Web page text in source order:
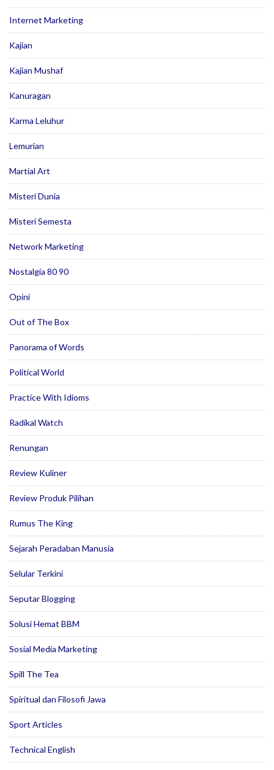
Internet Marketing
Kajian
Kajian Mushaf
Kanuragan
Karma Leluhur
Lemurian
Martial Art
Misteri Dunia
Misteri Semesta
Network Marketing
Nostalgia 80 90
Opini
Out of The Box
Panorama of Words
Political World
Practice With Idioms
Radikal Watch
Renungan
Review Kuliner
Review Produk Pilihan
Rumus The King
Sejarah Peradaban Manusia
Selular Terkini
Seputar Blogging
Solusi Hemat BBM
Sosial Media Marketing
Spill The Tea
Spiritual dan Filosofi Jawa
Sport Articles
Technical English